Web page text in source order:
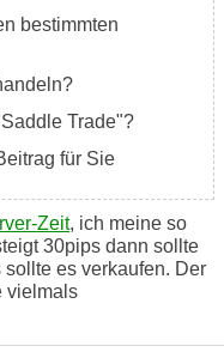
bestimmten
Trade"?
für Sie
Zeit, ich meine so
30pips dann sollte
es verkaufen. Der
vielmals